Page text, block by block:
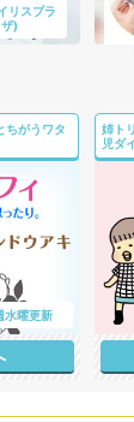
リスプラ
ザ)
ちがうワタ
水曜更新
姉ト
児ダ